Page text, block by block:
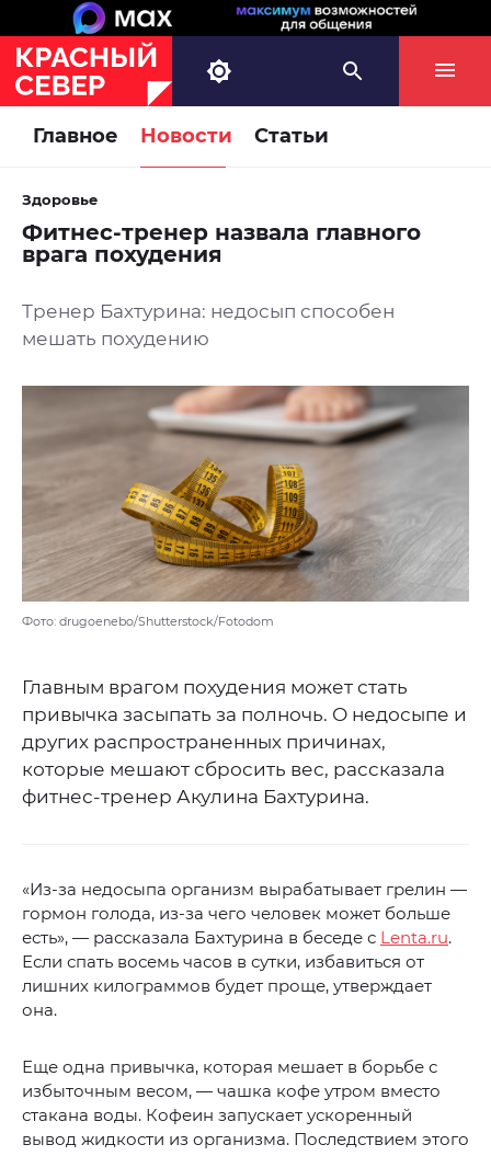
Главное Новости Статьи
Здоровье
Фитнес-тренер назвала главного
врага похудения
Тренер Бахтурина: недосып способен
мешать похудению
Фото: drugoenebo/Shutterstock/Fotodom
Главным врагом похудения может стать
привычка засыпать за полночь. О недосыпе и
других распространенных причинах,
которые мешают сбросить вес, рассказала
фитнес-тренер Акулина Бахтурина.
«Из-за недосыпа организм вырабатывает грелин —
гормон голода, из-за чего человек может больше
есть», — рассказала Бахтурина в беседе с Lenta.ru.
Если спать восемь часов в сутки, избавиться от
лишних килограммов будет проще, утверждает
она.
Еще одна привычка, которая мешает в борьбе с
избыточным весом, — чашка кофе утром вместо
стакана воды. Кофеин запускает ускоренный
вывод жидкости из организма. Последствием этого